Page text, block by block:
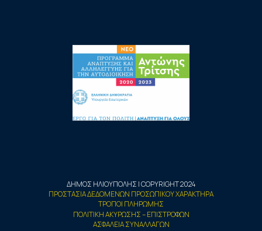
ΔΗΜΟΣ ΗΛΙΟΥΠΟΛΗΣ | COPYRIGHT 2024
ΠΡΟΣΤΑΣΙΑ ΔΕΔΟΜΕΝΩΝ ΠΡΟΣΩΠΙΚΟΥ ΧΑΡΑΚΤΗΡΑ
ΤΡΟΠΟΙ ΠΛΗΡΩΜΗΣ
ΠΟΛΙΤΙΚΗ ΑΚΥΡΩΣΗΣ – ΕΠΙΣΤΡΟΦΩΝ
ΑΣΦΑΛΕΙΑ ΣΥΝΑΛΛΑΓΩΝ